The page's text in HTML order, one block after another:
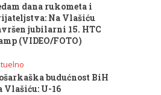
dana rukometa i
Na Vlašiću
jubilarni 15. HTC
(VIDEO/FOTO)
budućnost BiH
Vlašiću: U-16